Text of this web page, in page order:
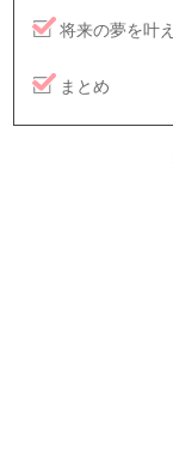
将来の夢を叶
まとめ